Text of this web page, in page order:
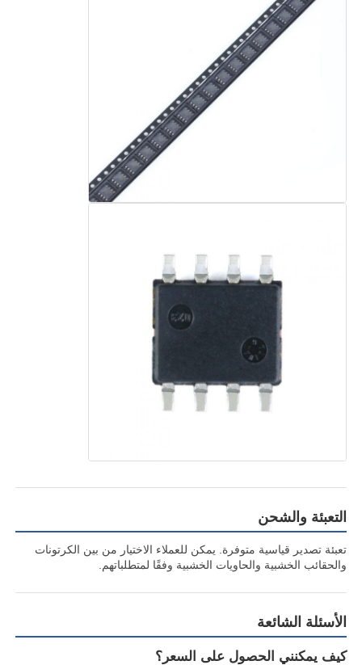
IC UART
إدارة التحكم في الطاقة
الدوائر المتكاملة الراديوية
وحدة GPS
وحدة الطاقة
التعبئة والشحن
تعبئة تصدير قياسية متوفرة. يمكن للعملاء الاختيار من بين الكرتونات
والحقائب الخشبية والحاويات الخشبية وفقًا لمتطلباتهم.
الأسئلة الشائعة
كيف يمكنني الحصول على السعر؟